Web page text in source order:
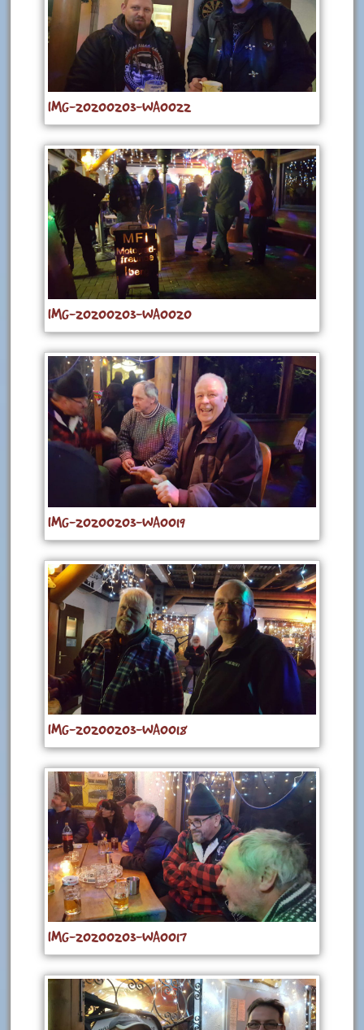
IMG-20200203-WA0022
IMG-20200203-WA0020
IMG-20200203-WA0019
IMG-20200203-WA0018
IMG-20200203-WA0017